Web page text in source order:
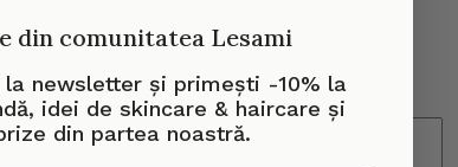
Recenzia ta
din comunitatea Lesami
la newsletter și primești -10% la
idei de skincare & haircare și
din partea noastră.